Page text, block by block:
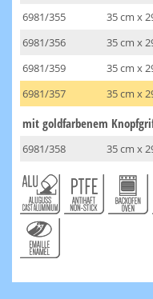
6981/355
35 cm x
6981/356
35 cm x
6981/359
35 cm x
6981/357
35 cm x
mit goldfarbenem
6981/358 35 cm x